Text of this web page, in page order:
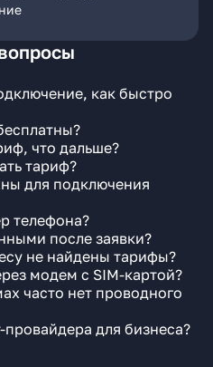
как быстро
что дальше?
тариф?
для подключения
телефона?
после заявки?
не найдены тарифы?
модем с SIM-картой?
часто нет проводного
для бизнеса?